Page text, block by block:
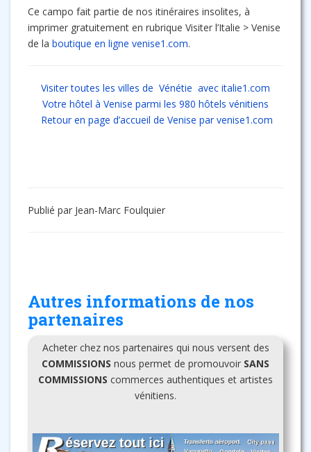
Ce campo fait partie de nos itinéraires insolites, à
imprimer gratuitement en rubrique Visiter l’Italie > Venise
de la boutique en ligne venise1.com.
Visiter toutes les villes de Vénétie avec italie1.com
Votre hôtel à Venise parmi les 980 hôtels vénitiens
Retour en page d’accueil de Venise par venise1.com
Publié par Jean-Marc Foulquier
Autres informations de nos
partenaires
Acheter chez nos partenaires qui nous versent des
COMMISSIONS nous permet de promouvoir SANS
COMMISSIONS commerces authentiques et artistes
vénitiens.